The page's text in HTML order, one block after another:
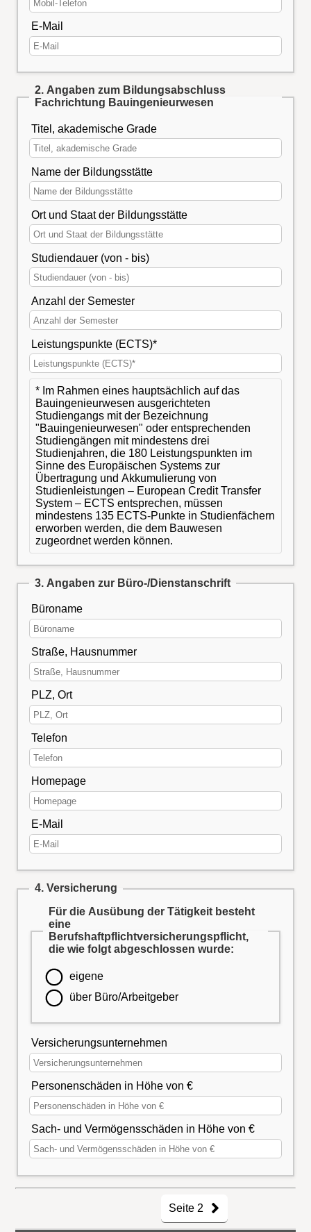
E-Mail
2. Angaben zum Bildungsabschluss
Fachrichtung Bauingenieurwesen
Titel, akademische Grade
Name der Bildungsstätte
Ort und Staat der Bildungsstätte
Studiendauer (von - bis)
Anzahl der Semester
Leistungspunkte (ECTS)*
* Im Rahmen eines hauptsächlich auf das
Bauingenieurwesen ausgerichteten
Studiengangs mit der Bezeichnung
"Bauingenieurwesen" oder entsprechenden
Studiengängen mit mindestens drei
Studienjahren, die 180 Leistungspunkten im
Sinne des Europäischen Systems zur
Übertragung und Akkumulierung von
Studienleistungen – European Credit Transfer
System – ECTS entsprechen, müssen
mindestens 135 ECTS-Punkte in Studienfächern
erworben werden, die dem Bauwesen
zugeordnet werden können.
3. Angaben zur Büro-/Dienstanschrift
Büroname
Straße, Hausnummer
PLZ, Ort
Telefon
Homepage
E-Mail
4. Versicherung
Für die Ausübung der Tätigkeit besteht
eine
Berufshaftpflichtversicherungspflicht,
die wie folgt abgeschlossen wurde:
eigene
über Büro/Arbeitgeber
Versicherungsunternehmen
Personenschäden in Höhe von €
Sach- und Vermögensschäden in Höhe von €
Seite 2